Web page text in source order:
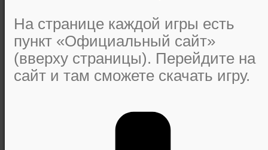
На странице каждой игры есть
пункт «Официальный сайт»
(вверху страницы). Перейдите на
сайт и там сможете скачать игру.